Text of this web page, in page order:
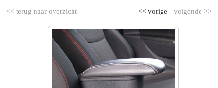
<< terug naar overzicht volgende >>
<< vorige